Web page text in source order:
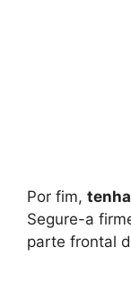
Por fim,
Segure-a
parte frontal